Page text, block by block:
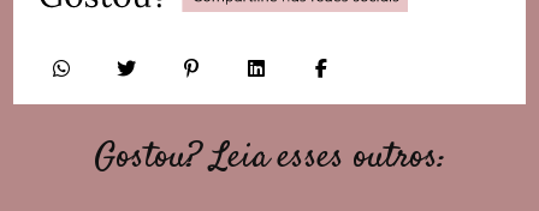
Gostou? Leia esses outros: